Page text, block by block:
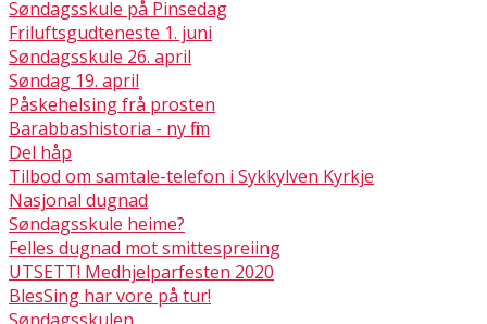
Søndagsskule på Pinsedag
Friluftsgudteneste 1. juni
Søndagsskule 26. april
Søndag 19. april
Påskehelsing frå prosten
Barabbashistoria - ny film
Del håp
Tilbod om samtale-telefon i Sykkylven Kyrkje
Nasjonal dugnad
Søndagsskule heime?
Felles dugnad mot smittespreiing
UTSETT! Medhjelparfesten 2020
BlesSing har vore på tur!